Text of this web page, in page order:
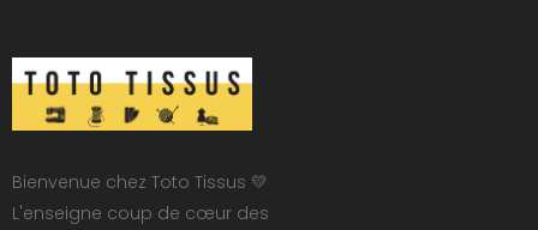
Bienvenue chez Toto Tissus 💛
L'enseigne coup de cœur des